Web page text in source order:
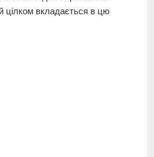
цілком вкладається в цю